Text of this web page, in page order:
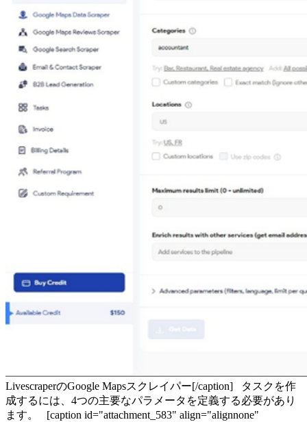
LivescraperのGoogle Mapsスクレイパー[/caption] タスクを作
成するには、4つの主要なパラメータを定義する必要があり
ます。 [caption id="attachment_583" align="alignnone"